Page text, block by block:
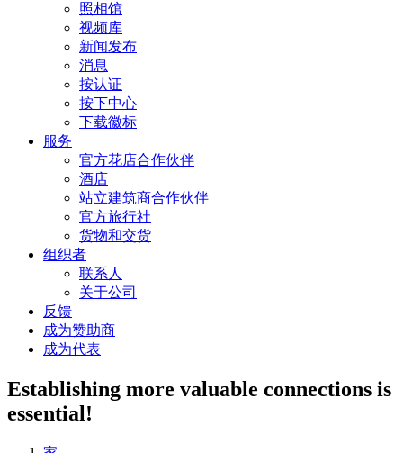
照相馆
视频库
新闻发布
消息
按认证
按下中心
下载徽标
服务
官方花店合作伙伴
酒店
站立建筑商合作伙伴
官方旅行社
货物和交货
组织者
联系人
关于公司
反馈
成为赞助商
成为代表
Establishing more valuable connections is
essential!